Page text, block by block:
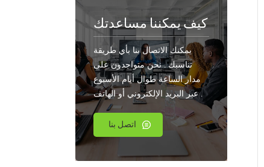
كيف يمكننا مساعدتك
يمكنك الاتصال بنا بأي طريقة
تناسبك . نحن متواجدون على
مدار الساعة طوال أيام الأسبوع
عبر البريد الإلكتروني أو الهاتف .
اتصل بنا